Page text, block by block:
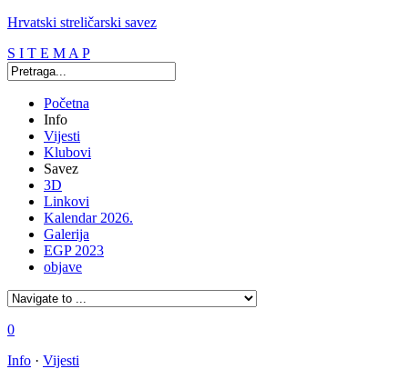
Hrvatski streličarski savez
S I T E M A P
Početna
Info
Vijesti
Klubovi
Savez
3D
Linkovi
Kalendar 2026.
Galerija
EGP 2023
objave
0
Info · Vijesti